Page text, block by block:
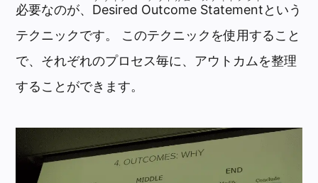
必要なのが、 Desired Outcome Statementという
テクニックです。 このテクニックを使用すること
で、それぞれのプロセス毎に、アウトカムを整理
することができます。